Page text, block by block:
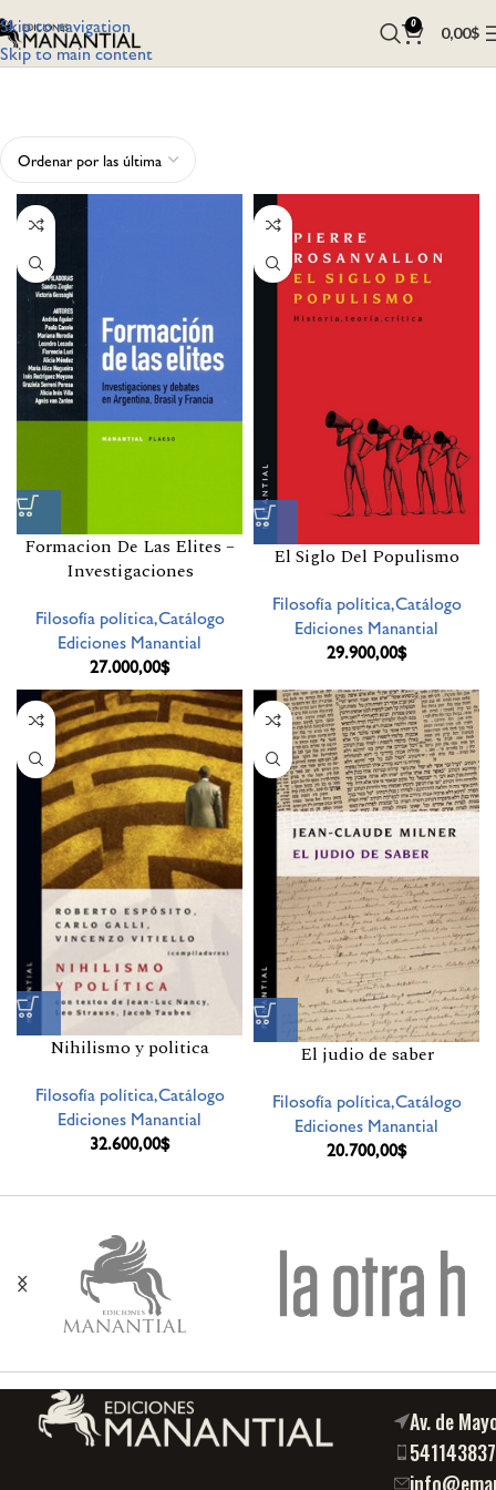
Skip to navigation
Skip to main content
0 0,00$
Formacion De Las Elites –
Investigaciones
Filosofía política,Catálogo
Ediciones Manantial
27.000,00$
El Siglo Del Populismo
Filosofía política,Catálogo
Ediciones Manantial
29.900,00$
Nihilismo y politica
Filosofía política,Catálogo
Ediciones Manantial
32.600,00$
El judio de saber
Filosofía política,Catálogo
Ediciones Manantial
20.700,00$
Av. de